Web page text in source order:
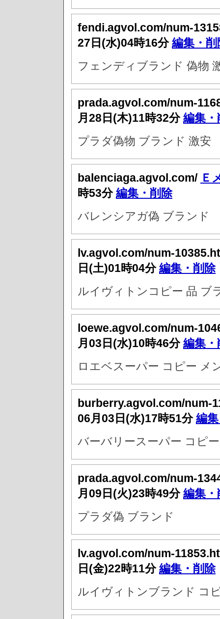
fendi.agvol.com/num-
27日(水)04時16分編集・削
フェンディブランド 偽物
prada.agvol.com/num-
月28日(木)11時32分編集・
プラダ偽物 ブランド 激安
balenciaga.agvol.com/ Ｅ
時53分編集・削除
バレンシアガ偽 ブランド
lv.agvol.com/num-
日(土)01時04分編集・削除
ルイヴィトンコピー 品 ブ
loewe.agvol.com/num-
月03日(水)10時46分編集・
ロエベスーパー コピー メ
burberry.agvol.com/num-
06月03日(水)17時51分編
バーバリースーパー コピ
prada.agvol.com/num-
月09日(火)23時49分編集・
プラダ偽 ブランド
lv.agvol.com/num-
日(金)22時11分編集・削除
ルイヴィトンブランド コ